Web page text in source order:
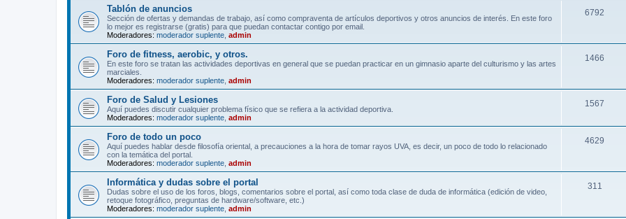
Tablón de anuncios
Sección de ofertas y demandas de trabajo, así como compraventa de artículos deportivos y otros anuncios de interés. En este foro
lo mejor es registrarse (gratis) para que puedan contactar contigo por email.
Moderadores: moderador suplente admin
6792
Foro de fitness, aerobic, y otros.
En este foro se tratan las actividades deportivas en general que se puedan practicar en un gimnasio aparte del culturismo y las artes
marciales.
Moderadores: moderador suplente admin
1466
Foro de Salud y Lesiones
Aquí puedes discutir cualquier problema físico que se refiera a la actividad deportiva.
Moderadores: moderador suplente admin
1567
Foro de todo un poco
Aquí puedes hablar desde filosofía oriental, a precauciones a la hora de tomar rayos UVA, es decir, un poco de todo lo relacionado
con la temática del portal.
Moderadores: moderador suplente admin
4629
Informática y dudas sobre el portal
Dudas sobre el uso de los foros, blogs, comentarios sobre el portal, así como toda clase de duda de informática (edición de video,
retoque fotográfico, preguntas de hardware/software, etc.)
Moderadores: moderador suplente admin
311